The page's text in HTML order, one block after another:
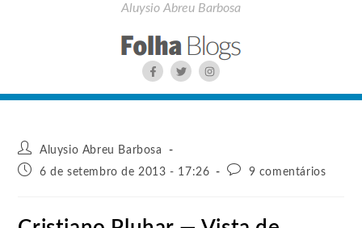
Aluysio Abreu Barbosa
Aluysio Abreu Barbosa
6 de setembro de 2013 - 17:26
9 comentários